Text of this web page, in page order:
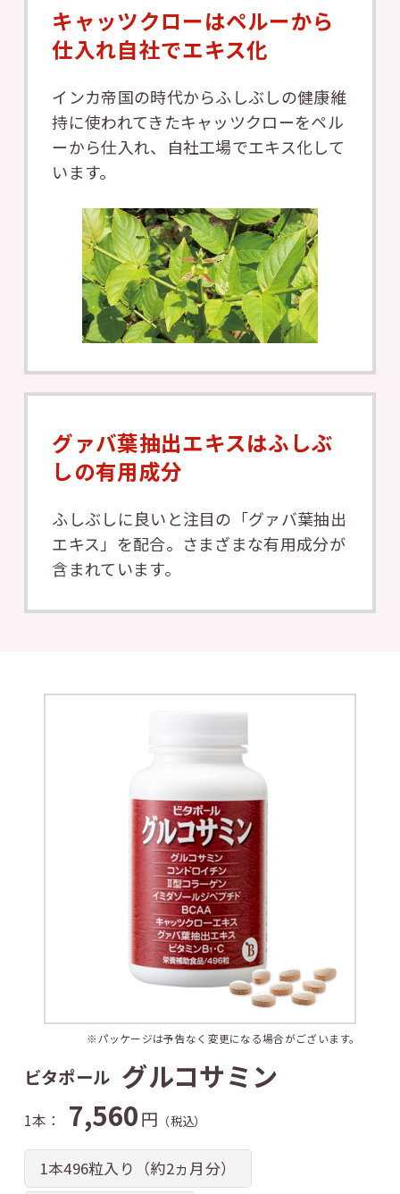
キャッツクローはペルーから
仕入れ自社でエキス化
インカ帝国の時代からふしぶしの健康維
持に使われてきたキャッツクローをペル
ーから仕入れ、自社工場でエキス化して
います。
グァバ葉抽出エキスはふしぶ
しの有用成分
ふしぶしに良いと注目の「グァバ葉抽出
エキス」を配合。さまざまな有用成分が
含まれています。
※パッケージは予告なく変更になる場合がございます。
ビタポール グルコサミン
1本： 7,560円 （税込）
1本496粒入り（約2ヵ月分）